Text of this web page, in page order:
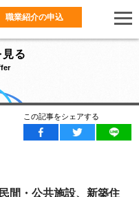
職業紹介の申込
る
この記事をシェアする
間・公共施設、新築住